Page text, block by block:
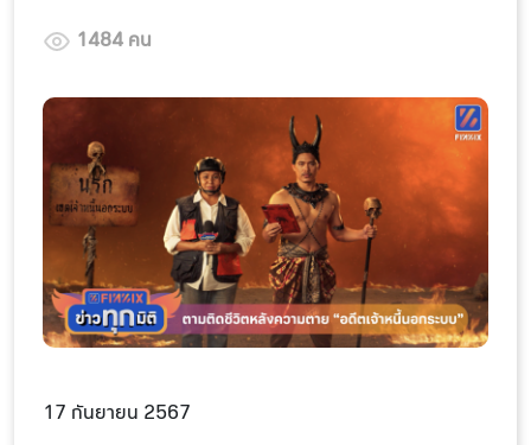
1484 คน
17 กันยายน 2567